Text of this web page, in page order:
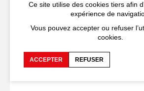
Installations vidéo
ARTS PLASTIQUES PERFORMANCE
9,10,11,12,13,14,15,16,
,25,26,27 JUILLET2005
Ce site utilise des cookies tiers afin
expérience de
Vous pouvez accepter ou refuser
cookies.
ACCEPTER REFUSER